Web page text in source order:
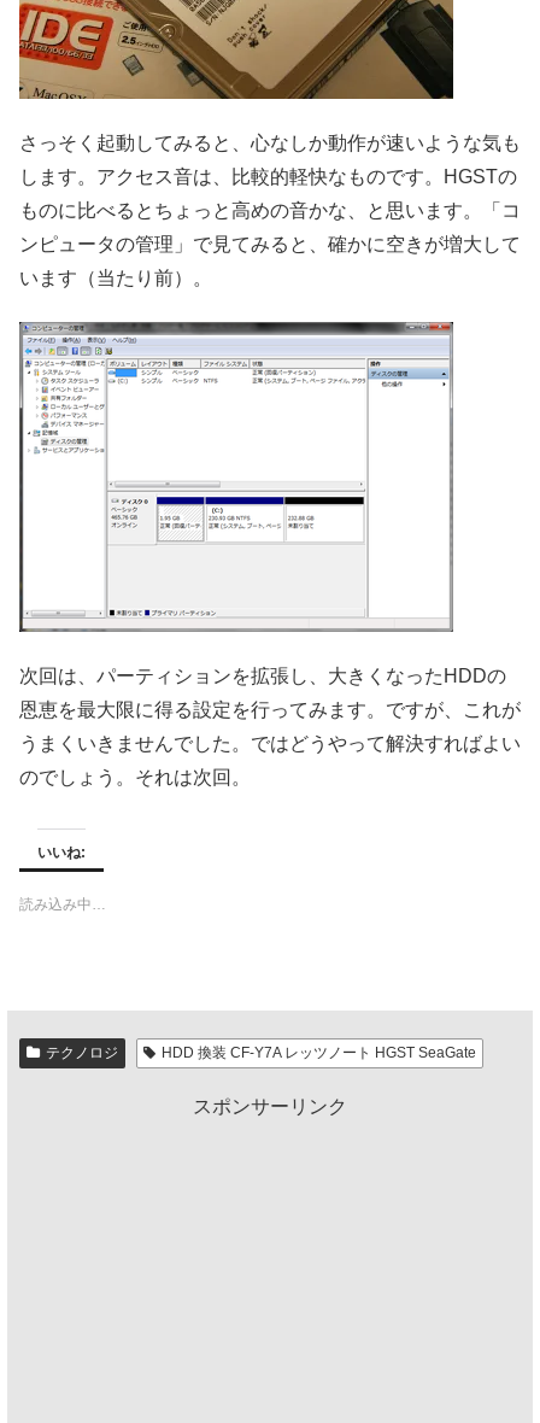
さっそく起動してみると、心なしか動作が速いような気も
します。アクセス音は、比較的軽快なものです。HGSTの
ものに比べるとちょっと高めの音かな、と思います。「コ
ンピュータの管理」で見てみると、確かに空きが増大して
います（当たり前）。
次回は、パーティションを拡張し、大きくなったHDDの
恩恵を最大限に得る設定を行ってみます。ですが、これが
うまくいきませんでした。ではどうやって解決すればよい
のでしょう。それは次回。
いいね:
読み込み中…
テクノロジ HDD 換装 CF-Y7A レッツノート HGST SeaGate
スポンサーリンク